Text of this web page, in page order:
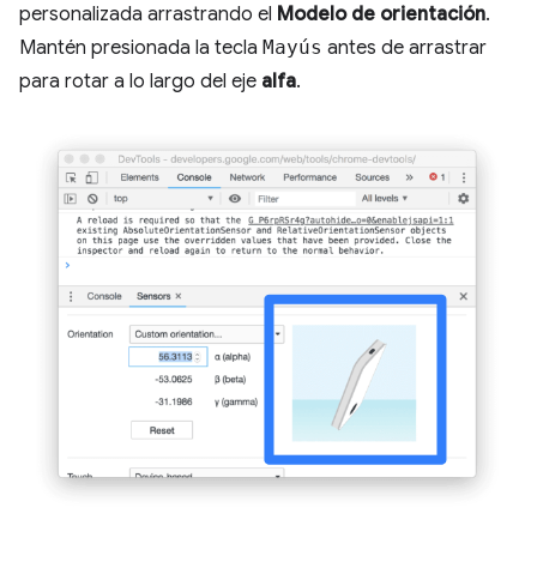
personalizada arrastrando el Modelo de orientación.
Mantén presionada la tecla Mayús antes de arrastrar
para rotar a lo largo del eje alfa.